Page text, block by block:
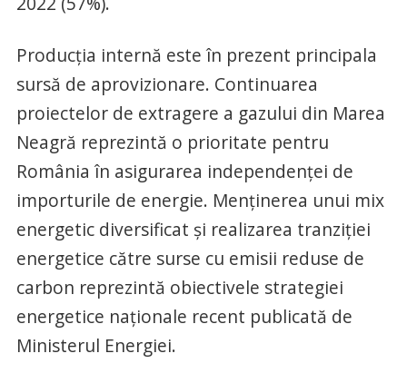
Producţia internă este în prezent principala
sursă de aprovizionare. Continuarea
proiectelor de extragere a gazului din Marea
Neagră reprezintă o prioritate pentru
România în asigurarea independenţei de
importurile de energie. Menţinerea unui mix
energetic diversificat şi realizarea tranziţiei
energetice către surse cu emisii reduse de
carbon reprezintă obiectivele strategiei
energetice naţionale recent publicată de
Ministerul Energiei.